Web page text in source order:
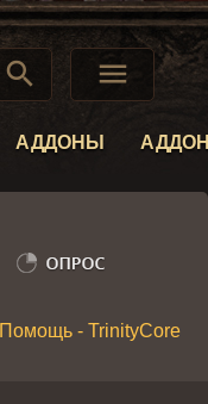
 
АДДОНЫ
Помощь - TrinityCore